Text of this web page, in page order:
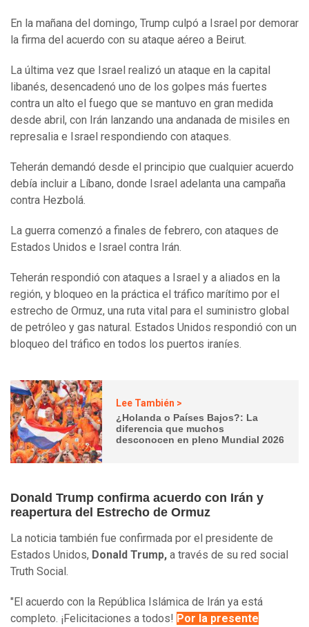
En la mañana del domingo, Trump culpó a Israel por demorar
la firma del acuerdo con su ataque aéreo a Beirut.
La última vez que Israel realizó un ataque en la capital
libanés, desencadenó uno de los golpes más fuertes
contra un alto el fuego que se mantuvo en gran medida
desde abril, con Irán lanzando una andanada de misiles en
represalia e Israel respondiendo con ataques.
Teherán demandó desde el principio que cualquier acuerdo
debía incluir a Líbano, donde Israel adelanta una campaña
contra Hezbolá.
La guerra comenzó a finales de febrero, con ataques de
Estados Unidos e Israel contra Irán.
Teherán respondió con ataques a Israel y a aliados en la
región, y bloqueo en la práctica el tráfico marítimo por el
estrecho de Ormuz, una ruta vital para el suministro global
de petróleo y gas natural. Estados Unidos respondió con un
bloqueo del tráfico en todos los puertos iraníes.
Lee También >
¿Holanda o Países Bajos?: La
diferencia que muchos
desconocen en pleno Mundial 2026
Donald Trump confirma acuerdo con Irán y
reapertura del Estrecho de Ormuz
La noticia también fue confirmada por el presidente de
Estados Unidos, Donald Trump, a través de su red social
Truth Social.
"El acuerdo con la República Islámica de Irán ya está
completo. ¡Felicitaciones a todos! Por la presente